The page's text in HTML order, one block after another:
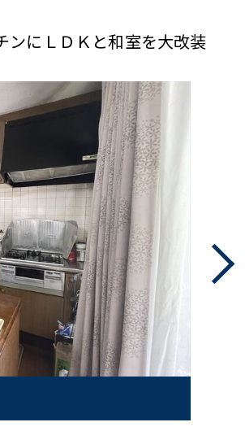
ンにＬＤＫと和室を大改装